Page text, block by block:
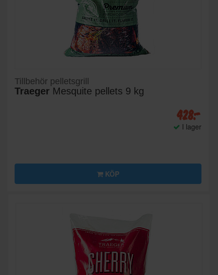
Tillbehör pelletsgrill
Traeger Mesquite pellets 9 kg
428:-
I lager
KÖP